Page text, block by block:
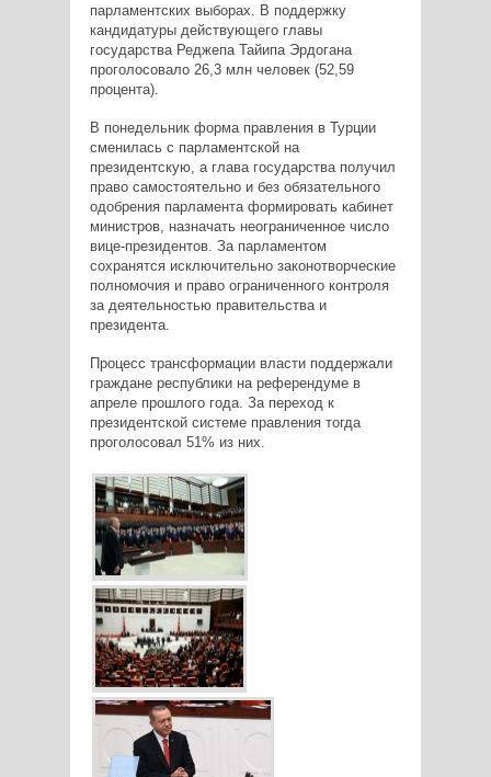
парламентских выборах. В поддержку
кандидатуры действующего главы
государства Реджепа Тайипа Эрдогана
проголосовало 26,3 млн человек (52,59
процента).
В понедельник форма правления в Турции
сменилась с парламентской на
президентскую, а глава государства получил
право самостоятельно и без обязательного
одобрения парламента формировать кабинет
министров, назначать неограниченное число
вице-президентов. За парламентом
сохранятся исключительно законотворческие
полномочия и право ограниченного контроля
за деятельностью правительства и
президента.
Процесс трансформации власти поддержали
граждане республики на референдуме в
апреле прошлого года. За переход к
президентской системе правления тогда
проголосовал 51% из них.